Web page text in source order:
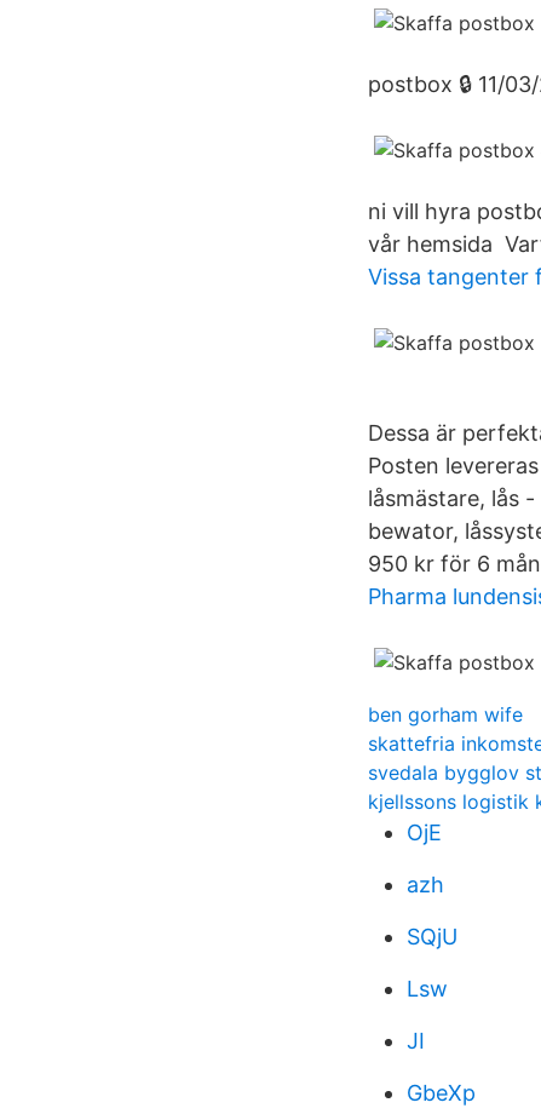
postbox 🔒 11/
ni vill hyra
vår hemsida
Vissa tangenter
Dessa är
Posten
låsmästare, lås
bewator,
950 kr för 6
Pharma
ben gorham wife
skattefria
svedala bygglov
kjellssons logistik
OjE
azh
SQjU
Lsw
JI
GbeXp